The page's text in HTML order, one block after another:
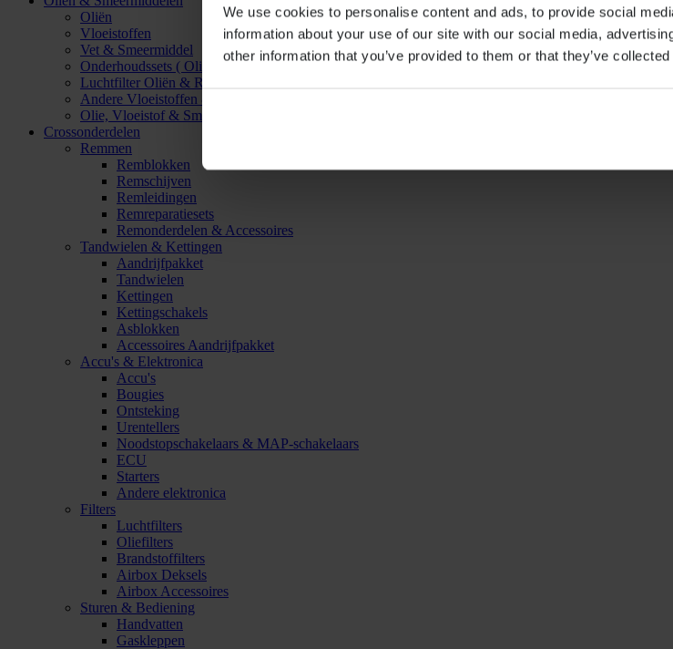
We use cookies to personalise content and ads, to provide social
information about your use of our site with our social media,
other information that you’ve provided to them or that they’ve
Oliën
Vloeistoffen
Vet & Smeermiddel
Onderhoudssets ( Olie & Filter)
Luchtfilter Oliën & Reinigers
Andere Vloeistoffen & Smeermiddelen
Olie, Vloeistof & Smeermiddel Accessoires
Crossonderdelen
Remmen
Remblokken
Remschijven
Remleidingen
Remreparatiesets
Remonderdelen & Accessoires
Tandwielen & Kettingen
Aandrijfpakket
Tandwielen
Kettingen
Kettingschakels
Asblokken
Accessoires Aandrijfpakket
Accu's & Elektronica
Accu's
Bougies
Ontsteking
Urentellers
Noodstopschakelaars & MAP-schakelaars
ECU
Starters
Andere elektronica
Filters
Luchtfilters
Oliefilters
Brandstoffilters
Airbox Deksels
Airbox Accessoires
Sturen & Bediening
Handvatten
Gaskleppen